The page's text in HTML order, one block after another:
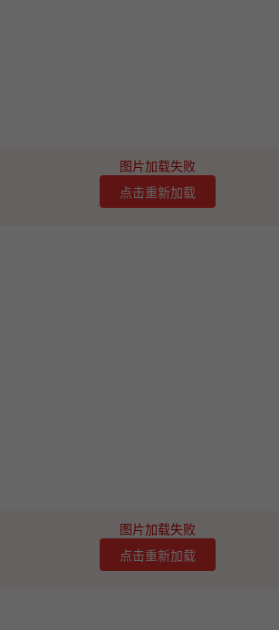
图片加载失败
点击重新加载
图片加载失败
点击重新加载